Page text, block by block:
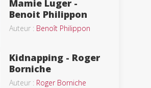
Mamie Luger -
Benoit Philippon
Auteur : Benoît Philippon
Kidnapping - Roger
Borniche
Auteur : Roger Borniche